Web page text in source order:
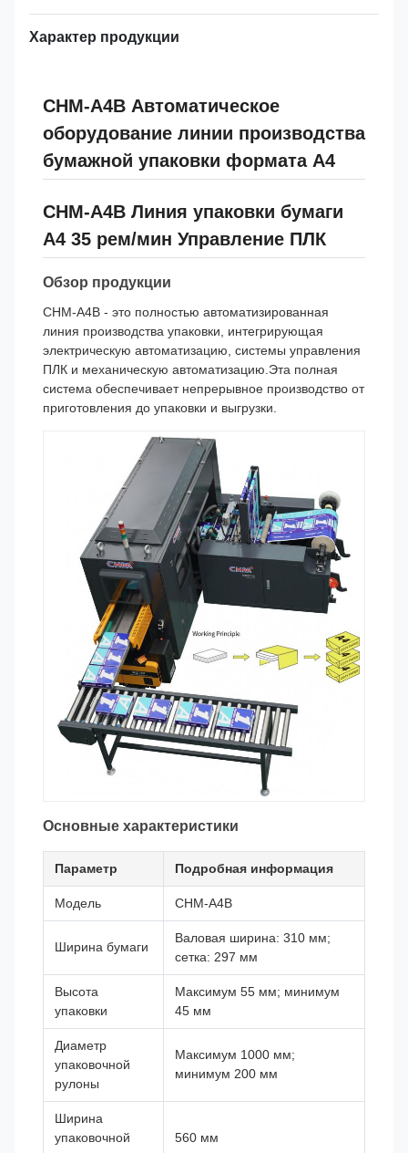
Характер продукции
CHM-A4B Автоматическое
оборудование линии производства
бумажной упаковки формата А4
CHM-A4B Линия упаковки бумаги
A4 35 рем/мин Управление ПЛК
Обзор продукции
CHM-A4B - это полностью автоматизированная
линия производства упаковки, интегрирующая
электрическую автоматизацию, системы управления
ПЛК и механическую автоматизацию.Эта полная
система обеспечивает непрерывное производство от
приготовления до упаковки и выгрузки.
Основные характеристики
Параметр Подробная информация
Модель CHM-A4B
Ширина бумаги
Валовая ширина: 310 мм;
сетка: 297 мм
Высота
упаковки
Максимум 55 мм; минимум
45 мм
Диаметр
упаковочной
рулоны
Максимум 1000 мм;
минимум 200 мм
Ширина
упаковочной
560 мм